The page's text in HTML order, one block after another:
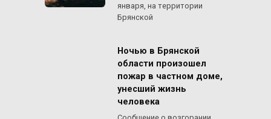
января, на территории
Брянской
Ночью в Брянской
области произошел
пожар в частном доме,
унесший жизнь
человека